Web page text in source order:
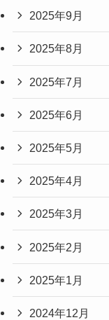
2025年9月
2025年8月
2025年7月
2025年6月
2025年5月
2025年4月
2025年3月
2025年2月
2025年1月
2024年12月